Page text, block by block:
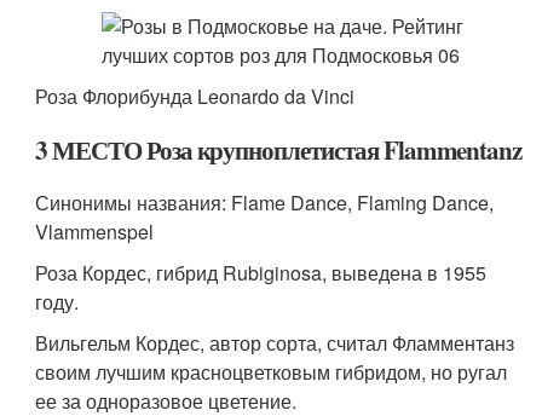
Роза Флорибунда Leonardo da Vinci
3 МЕСТО Роза крупноплетистая Flammentanz
Синонимы названия: Flame Dance, Flaming Dance,
Vlammenspel
Роза Кордес, гибрид Rubiginosa, выведена в 1955
году.
Вильгельм Кордес, автор сорта, считал Фламментанз
своим лучшим красноцветковым гибридом, но ругал
ее за одноразовое цветение.